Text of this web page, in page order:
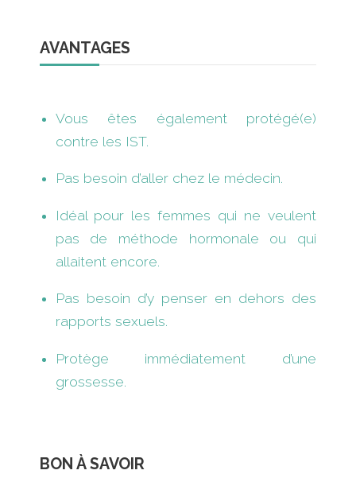
AVANTAGES
Vous êtes également protégé(e)
contre les IST.
Pas besoin d’aller chez le médecin.
Idéal pour les femmes qui ne veulent
pas de méthode hormonale ou qui
allaitent encore.
Pas besoin d’y penser en dehors des
rapports sexuels.
Protège immédiatement d’une
grossesse.
BON À SAVOIR